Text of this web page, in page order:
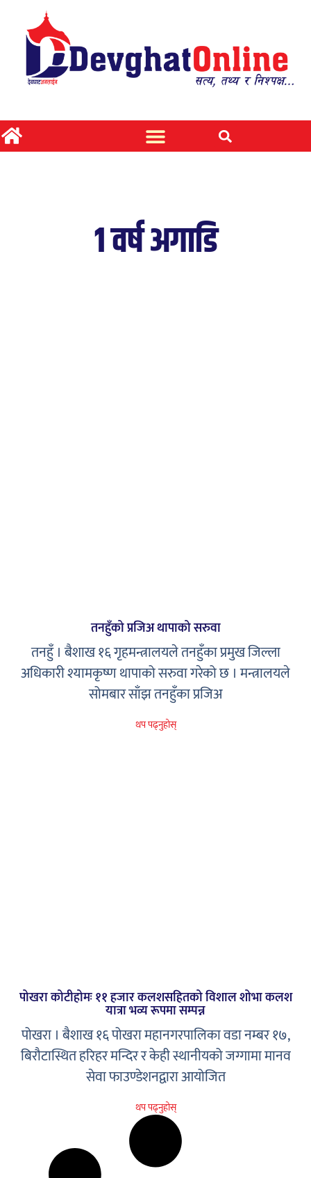
१ वर्ष अगाडि
तनहुँको प्रजिअ थापाको सरुवा
तनहुँ । बैशाख १६ गृहमन्त्रालयले तनहुँका प्रमुख जिल्ला
अधिकारी श्यामकृष्ण थापाको सरुवा गरेको छ । मन्त्रालयले
सोमबार साँझ तनहुँका प्रजिअ
थप पढ्नुहोस्
पोखरा कोटीहोमः ११ हजार कलशसहितको विशाल शोभा कलश
यात्रा भव्य रूपमा सम्पन्न
पोखरा । बैशाख १६ पोखरा महानगरपालिका वडा नम्बर १७,
बिरौटास्थित हरिहर मन्दिर र केही स्थानीयको जग्गामा मानव
सेवा फाउण्डेशनद्वारा आयोजित
थप पढ्नुहोस्